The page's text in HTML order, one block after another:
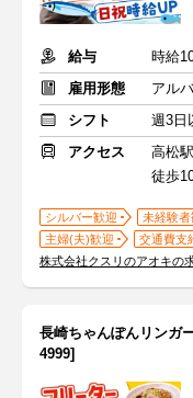
給与
時給
雇用形態
アル
シフト
週3日
アクセス
高松駅
徒歩
シルバー歓迎 未経験者
主婦(夫)歓迎
交通費支
株式会社クスリのアオキの
長崎ちゃんぽんリン
4999]